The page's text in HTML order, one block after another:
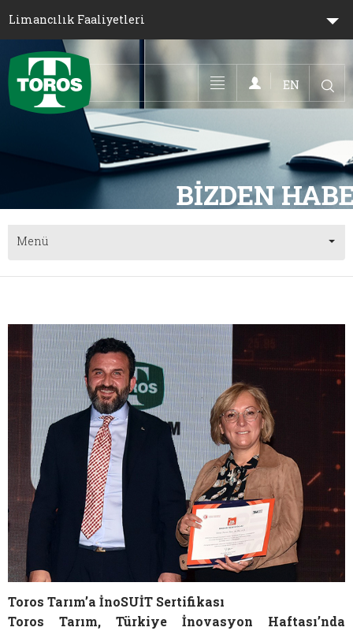
Limancılık Faaliyetleri
Toggle navigation
EN
Menü
Toros Tarım’a İnoSUİT Sertifikası
Toros Tarım, Türkiye İnovasyon Haftası’nda